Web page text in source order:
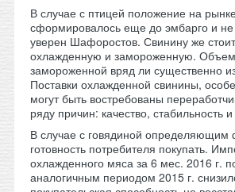
В случае с птицей положение на
сформировалось еще до эмбарго и не
уверен Шафоростов. Свинину же
охлажденную и замороженную.
замороженной вряд ли существенно
Поставки охлажденной свинины,
могут быть востребованы
ряду причин: качество, стабильность
В случае с говядиной определяющим
готовность потребителя покупать.
охлажденного мяса за 6 мес. 2016 г.
аналогичным периодом 2015 г.